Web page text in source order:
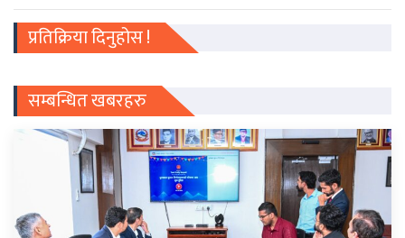
प्रतिक्रिया दिनुहोस !
सम्बन्धित खबरहरु